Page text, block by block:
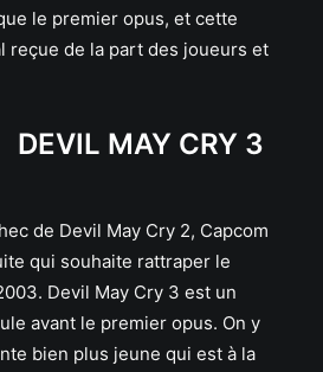
le premier opus, et cette
reçue de la part des joueurs et
DEVIL MAY CRY 3
de Devil May Cry 2, Capcom
qui souhaite rattraper le
Devil May Cry 3 est un
avant le premier opus. On y
bien plus jeune qui est à la